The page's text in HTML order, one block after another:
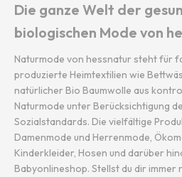
Sprachauswahl
Die ganze Welt der
biologischen Mode von
Naturmode von hessnatur steht für
produzierte Heimtextilien wie
natürlicher Bio Baumwolle aus
Naturmode unter Berücksichtigung
Sozialstandards. Die vielfältige
Damenmode und Herrenmode,
Kinderkleider, Hosen und darüber
Babyonlineshop. Stellst du dir immer